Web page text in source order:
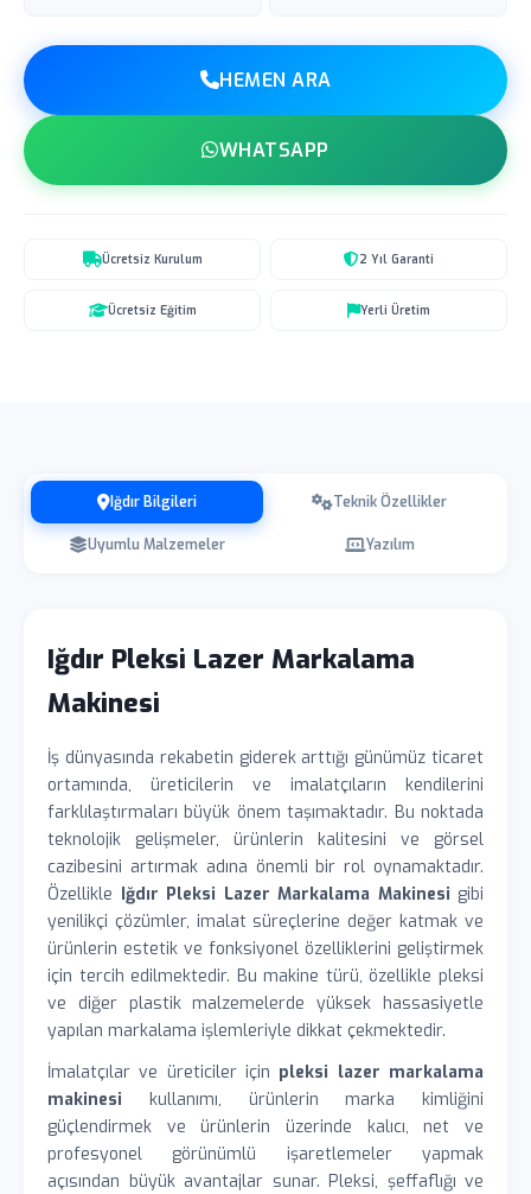
HEMEN ARA
WHATSAPP
Ücretsiz Kurulum 2 Yıl Garanti
Ücretsiz Eğitim Yerli Üretim
Iğdır Bilgileri Teknik Özellikler
Uyumlu Malzemeler Yazılım
Iğdır Pleksi Lazer Markalama
Makinesi
İş dünyasında rekabetin giderek arttığı günümüz ticaret
ortamında, üreticilerin ve imalatçıların kendilerini
farklılaştırmaları büyük önem taşımaktadır. Bu noktada
teknolojik gelişmeler, ürünlerin kalitesini ve görsel
cazibesini artırmak adına önemli bir rol oynamaktadır.
Özellikle Iğdır Pleksi Lazer Markalama Makinesi gibi
yenilikçi çözümler, imalat süreçlerine değer katmak ve
ürünlerin estetik ve fonksiyonel özelliklerini geliştirmek
için tercih edilmektedir. Bu makine türü, özellikle pleksi
ve diğer plastik malzemelerde yüksek hassasiyetle
yapılan markalama işlemleriyle dikkat çekmektedir.
İmalatçılar ve üreticiler için pleksi lazer markalama
makinesi kullanımı, ürünlerin marka kimliğini
güçlendirmek ve ürünlerin üzerinde kalıcı, net ve
profesyonel görünümlü işaretlemeler yapmak
açısından büyük avantajlar sunar. Pleksi, şeffaflığı ve